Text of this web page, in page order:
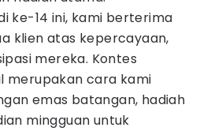
ke-14 ini, kami berterima
klien atas kepercayaan,
mereka. Kontes
merupakan cara kami
emas batangan, hadiah
mingguan untuk